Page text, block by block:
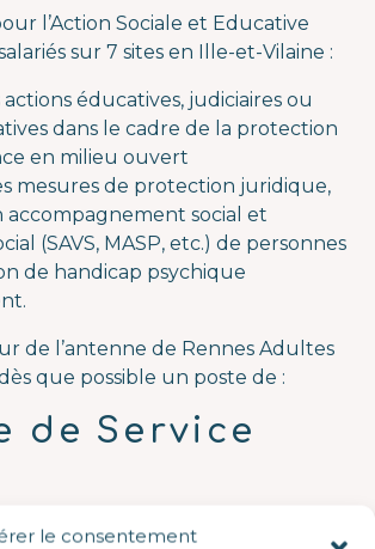
le consentement
l’Action Sociale et Educative
sur 7 sites en Ille-et-Vilaine :
éducatives, judiciaires ou
dans le cadre de la protection
en milieu ouvert
mesures de protection juridique,
accompagnement social et
(SAVS, MASP, etc.) de personnes
de handicap psychique
de l’antenne de Rennes Adultes
que possible un poste de :
de Service
juridique